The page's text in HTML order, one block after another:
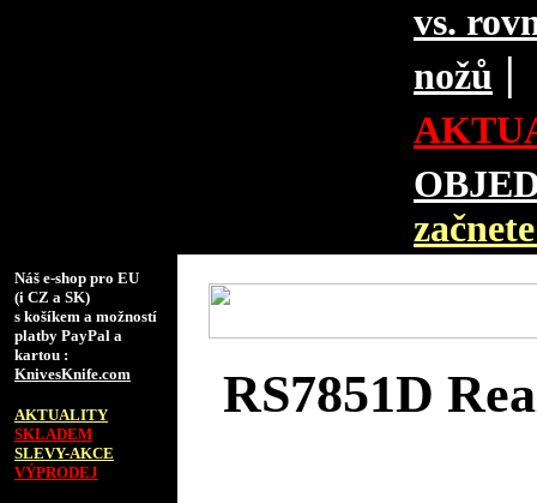
vs.
nožů |
Náš e-shop pro EU
(i CZ a SK)
s košíkem a možností
platby PayPal a
kartou :
KnivesKnife.com
AKTUALITY
SKLADEM
SLEVY-AKCE
VÝPRODEJ
RS7851D